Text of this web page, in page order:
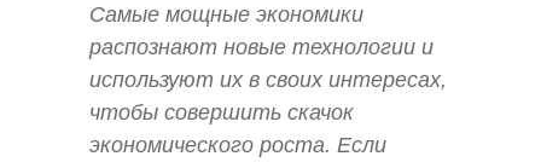
Самые мощные экономики
распознают новые технологии и
используют их в своих интересах,
чтобы совершить скачок
экономического роста. Если